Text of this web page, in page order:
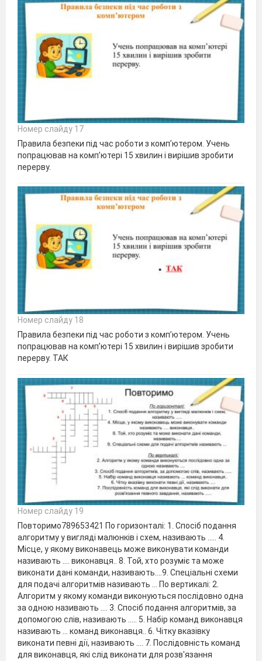
Номер слайду 17
Правила безпеки під час роботи з комп’ютером. Учень
попрацював на комп’ютері 15 хвилин і вирішив зробити
перерву.
Номер слайду 18
Правила безпеки під час роботи з комп’ютером. Учень
попрацював на комп’ютері 15 хвилин і вирішив зробити
перерву. ТАК
Номер слайду 19
Повторимо789653421 По горизонталі: 1. Спосіб подання
алгоритму у вигляді малюнків і схем, називають ..... 4.
Місце, у якому виконавець може виконувати команди
називають .... виконавця.. 8. Той, хто розуміє та може
виконати дані команди, називають....9. Спеціальні схеми
для подачі алгоритмів називають ... По вертикалі: 2.
Алгоритм у якому команди виконуються послідовно одна
за одною називають .... 3. Спосіб подання алгоритмів, за
допомогою слів, називають ..... 5. Набір команд виконавця
називають ... команд виконавця.. 6. Чітку вказівку
виконати певні дії, називають .... 7. Послідовність команд
для виконавця, які слід виконати для розв'язання